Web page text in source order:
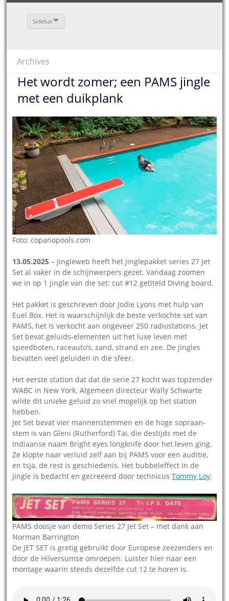
Sidebar
Archives
Het wordt zomer; een PAMS jingle
met een duikplank
Foto: copanopools.com
13.05.2025 – Jingleweb heeft het jinglepakket series 27 Jet
Set al vaker in de schijnwerpers gezet. Vandaag zoomen
we in op 1 jingle van die set: cut #12 getiteld Diving board.
Het pakket is geschreven door Jodie Lyons met hulp van
Euel Box. Het is waarschijnlijk de beste verkochte set van
PAMS, het is verkocht aan ongeveer 250 radiostations. Jet
Set bevat geluids-elementen uit het luxe leven met
speedboten, raceauto’s, zand, strand en zee. De jingles
bevatten veel geluiden in die sfeer.
Het eerste station dat dat de serie 27 kocht was topzender
WABC in New York. Algemeen directeur Wally Schwarte
wilde dit unieke geluid zo snel mogelijk op het station
hebben.
Jet Set bevat vier mannenstemmen en de hoge sopraan-
stem is van Gleni (Rutherford) Tai, die destijds met de
Indiaanse naam Bright eyes longknife door het leven ging.
Ze klopte naar verluid zelf aan bij PAMS voor een auditie,
en tsja, de rest is geschiedenis. Het bubbeleffect in de
jingle is bedacht en gecreëerd door technicusTommy Loy.
PAMS doosje van demo Series 27 Jet Set – met dank aan
Norman Barrington
De JET SET is gretig gebruikt door Europese zeezenders en
door de Hilversumse omroepen. Luister hier naar een
montage waarin steeds dezelfde cut 12 te horen is.